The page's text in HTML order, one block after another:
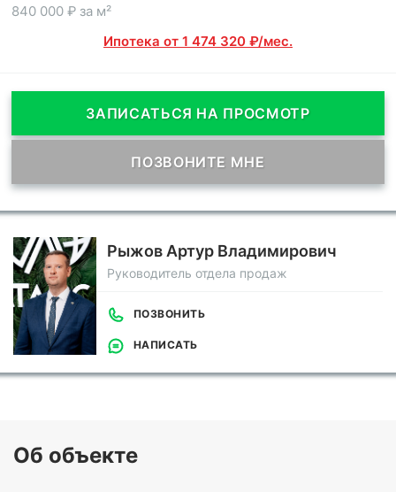
840 000 ₽ за м²
Ипотека от 1 474 320 ₽/мес.
ЗАПИСАТЬСЯ НА ПРОСМОТР
ПОЗВОНИТЕ МНЕ
Рыжов Артур Владимирович
Руководитель отдела продаж
ПОЗВОНИТЬ
НАПИСАТЬ
Об объекте